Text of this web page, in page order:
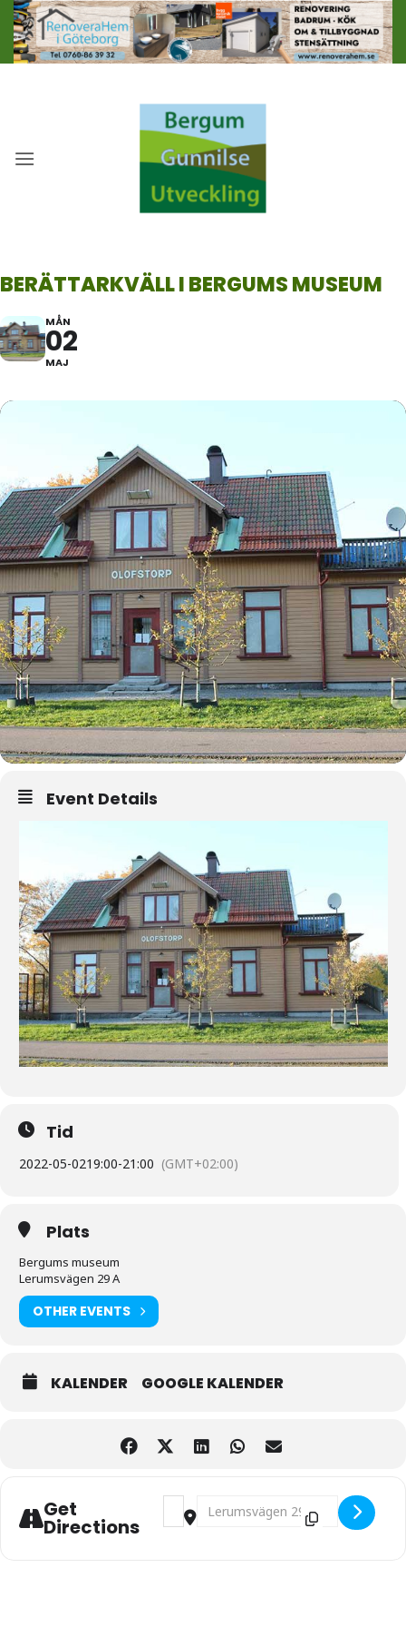
Skip
content
BERÄTTARKVÄLL I BERGUMS MUSEUM
MÅN
02
MAJ
Event Details
Tid
2022-05-0219:00-21:00 (GMT+02:00)
Plats
Bergums museum
Lerumsvägen 29 A
OTHER EVENTS
KALENDER GOOGLE KALENDER
Get
Directions
Address - Berättarkväll i Bergums
Destination Address -